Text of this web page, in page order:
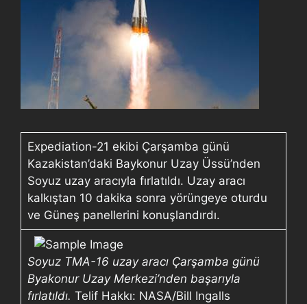
Expediation-21 ekibi Çarşamba günü
Kazakistan’daki Baykonur Uzay Üssü’nden
Soyuz uzay aracıyla fırlatıldı. Uzay aracı
kalkıştan 10 dakika sonra yörüngeye oturdu
ve Güneş panellerini konuşlandırdı.
Soyuz TMA-16 uzay aracı Çarşamba günü
Byakonur Uzay Merkezi’nden başarıyla
fırlatıldı. Telif Hakkı: NASA/Bill Ingalls